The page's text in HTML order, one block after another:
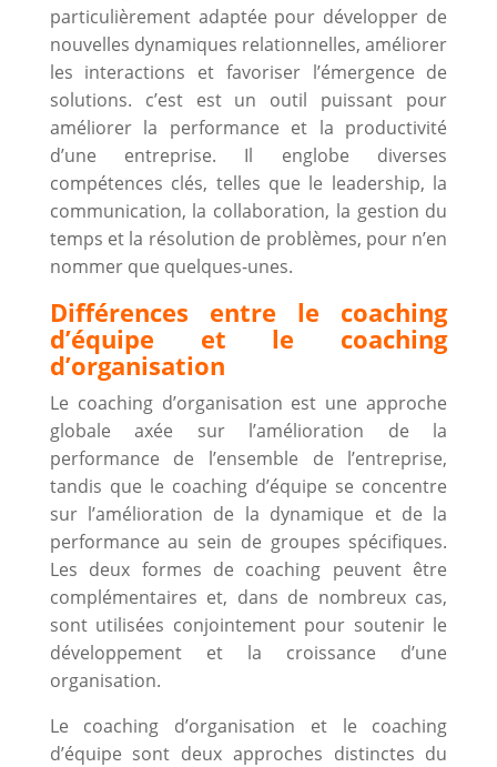
particulièrement adaptée pour développer de
nouvelles dynamiques relationnelles, améliorer
les interactions et favoriser l’émergence de
solutions. c’est est un outil puissant pour
améliorer la performance et la productivité
d’une entreprise. Il englobe diverses
compétences clés, telles que le leadership, la
communication, la collaboration, la gestion du
temps et la résolution de problèmes, pour n’en
nommer que quelques-unes.
Différences entre le coaching
d’équipe et le coaching
d’organisation
Le coaching d’organisation est une approche
globale axée sur l’amélioration de la
performance de l’ensemble de l’entreprise,
tandis que le coaching d’équipe se concentre
sur l’amélioration de la dynamique et de la
performance au sein de groupes spécifiques.
Les deux formes de coaching peuvent être
complémentaires et, dans de nombreux cas,
sont utilisées conjointement pour soutenir le
développement et la croissance d’une
organisation.
Le coaching d’organisation et le coaching
d’équipe sont deux approches distinctes du